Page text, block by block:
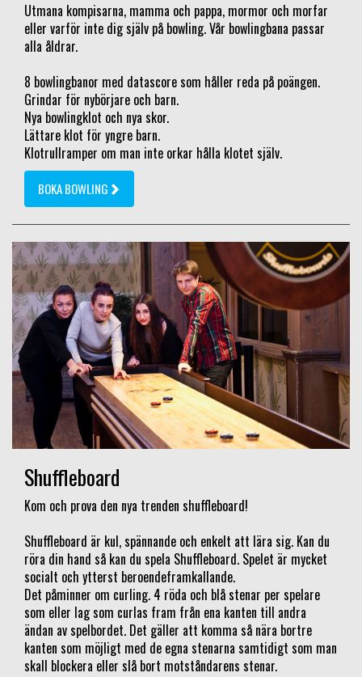
Utmana kompisarna, mamma och pappa, mormor och morfar
eller varför inte dig själv på bowling. Vår bowlingbana passar
alla åldrar.
8 bowlingbanor med datascore som håller reda på poängen.
Grindar för nybörjare och barn.
Nya bowlingklot och nya skor.
Lättare klot för yngre barn.
Klotrullramper om man inte orkar hålla klotet själv.
BOKA BOWLING
Shuffleboard
Kom och prova den nya trenden shuffleboard!
Shuffleboard är kul, spännande och enkelt att lära sig. Kan du
röra din hand så kan du spela Shuffleboard. Spelet är mycket
socialt och ytterst beroendeframkallande.
Det påminner om curling. 4 röda och blå stenar per spelare
som eller lag som curlas fram från ena kanten till andra
ändan av spelbordet. Det gäller att komma så nära bortre
kanten som möjligt med de egna stenarna samtidigt som man
skall blockera eller slå bort motståndarens stenar.